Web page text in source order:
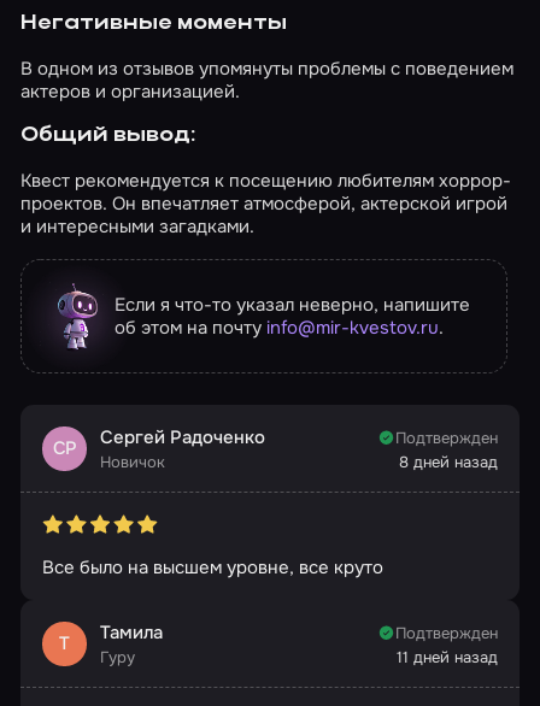
Негативные моменты
В одном из отзывов упомянуты проблемы с поведением
актеров и организацией.
Общий вывод:
Квест рекомендуется к посещению любителям хоррор-
проектов. Он впечатляет атмосферой, актерской игрой
и интересными загадками.
Если я что-то указал неверно, напишите
об этом на почту info@mir-kvestov.ru.
СР Сергей Радоченко
Новичок
Подтвержден
8 дней назад
Все было на высшем уровне, все круто
Т Тамила
Гуру
Подтвержден
11 дней назад